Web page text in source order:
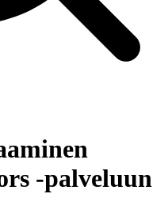
‑palveluun